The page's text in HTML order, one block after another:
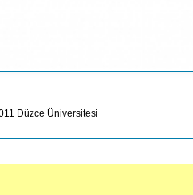
Düzce Üniversitesi